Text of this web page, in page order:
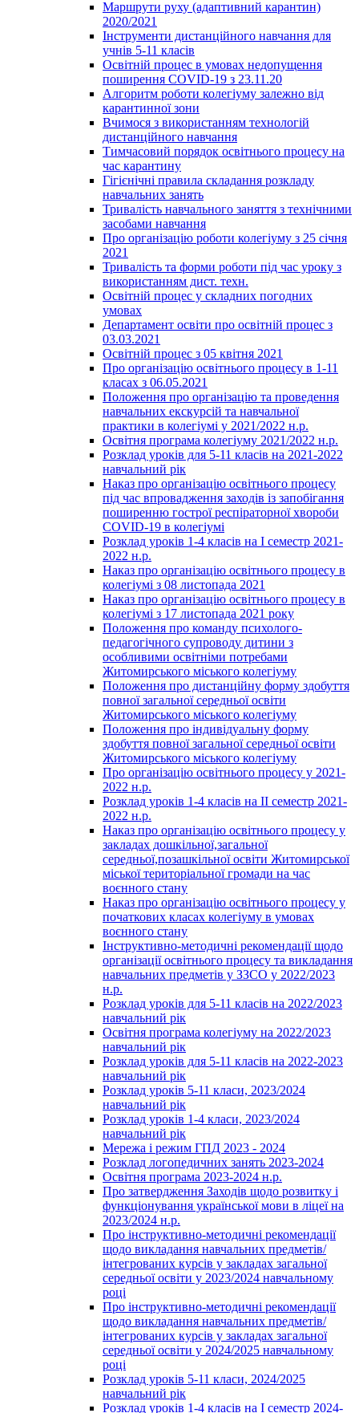
Маршрути руху (адаптивний карантин)
2020/2021
Інструменти дистанційного навчання для
учнів 5-11 класів
Освітній процес в умовах недопущення
поширення COVID-19 з 23.11.20
Алгоритм роботи колегіуму залежно від
карантинної зони
Вчимося з використанням технологій
дистанційного навчання
Тимчасовий порядок освітнього процесу на
час карантину
Гігієнічні правила складання розкладу
навчальних занять
Тривалість навчального заняття з технічними
засобами навчання
Про організацію роботи колегіуму з 25 січня
2021
Тривалість та форми роботи під час уроку з
використанням дист. техн.
Освітній процес у складних погодних
умовах
Департамент освіти про освітній процес з
03.03.2021
Освітній процес з 05 квітня 2021
Про організацію освітнього процесу в 1-11
класах з 06.05.2021
Положення про організацію та проведення
навчальних екскурсій та навчальної
практики в колегіумі у 2021/2022 н.р.
Освітня програма колегіуму 2021/2022 н.р.
Розклад уроків для 5-11 класів на 2021-2022
навчальний рік
Наказ про організацію освітнього процесу
під час впровадження заходів із запобігання
поширенню гострої респіраторної хвороби
COVID-19 в колегіумі
Розклад уроків 1-4 класів на І семестр 2021-
2022 н.р.
Наказ про організацію освітнього процесу в
колегіумі з 08 листопада 2021
Наказ про організацію освітнього процесу в
колегіумі з 17 листопада 2021 року
Положення про команду психолого-
педагогічного супроводу дитини з
особливими освітніми потребами
Житомирського міського колегіуму
Положення про дистанційну форму здобуття
повної загальної середньої освіти
Житомирського міського колегіуму
Положення про індивідуальну форму
здобуття повної загальної середньої освіти
Житомирського міського колегіуму
Про організацію освітнього процесу у 2021-
2022 н.р.
Розклад уроків 1-4 класів на ІІ семестр 2021-
2022 н.р.
Наказ про організацію освітнього процесу у
закладах дошкільної,загальної
середньої,позашкільної освіти Житомирської
міської територіальної громади на час
воєнного стану
Наказ про організацію освітнього процесу у
початкових класах колегіуму в умовах
воєнного стану
Інструктивно-методичні рекомендації щодо
організації освітнього процесу та викладання
навчальних предметів у ЗЗСО у 2022/2023
н.р.
Розклад уроків для 5-11 класів на 2022/2023
навчальний рік
Освітня програма колегіуму на 2022/2023
навчальний рік
Розклад уроків для 5-11 класів на 2022-2023
навчальний рік
Розклад уроків 5-11 класи, 2023/2024
навчальний рік
Розклад уроків 1-4 класи, 2023/2024
навчальний рік
Мережа і режим ГПД 2023 - 2024
Розклад логопедичних занять 2023-2024
Освітня програма 2023-2024 н.р.
Про затвердження Заходів щодо розвитку і
функціонування української мови в ліцеї на
2023/2024 н.р.
Про інструктивно-методичні рекомендації
щодо викладання навчальних предметів/
інтегрованих курсів у закладах загальної
середньої освіти у 2023/2024 навчальному
році
Про інструктивно-методичні рекомендації
щодо викладання навчальних предметів/
інтегрованих курсів у закладах загальної
середньої освіти у 2024/2025 навчальному
році
Розклад уроків 5-11 класи, 2024/2025
навчальний рік
Розклад уроків 1-4 класів на І семестр 2024-